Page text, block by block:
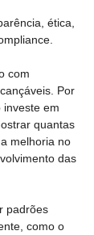
ética,
com
Por
investe em
quantas
melhoria no
das
padrões
como o